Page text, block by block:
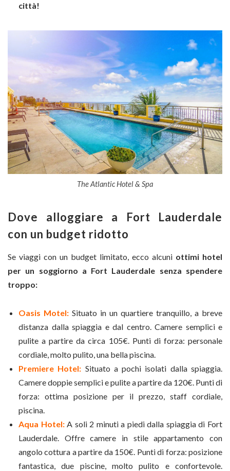
città!
The Atlantic Hotel & Spa
Dove alloggiare a Fort Lauderdale
con un budget ridotto
Se viaggi con un budget limitato, ecco alcuni ottimi hotel
per un soggiorno a Fort Lauderdale senza spendere
troppo:
Oasis Motel: Situato in un quartiere tranquillo, a breve
distanza dalla spiaggia e dal centro. Camere semplici e
pulite a partire da circa 105€. Punti di forza: personale
cordiale, molto pulito, una bella piscina.
Premiere Hotel: Situato a pochi isolati dalla spiaggia.
Camere doppie semplici e pulite a partire da 120€. Punti di
forza: ottima posizione per il prezzo, staff cordiale,
piscina.
Aqua Hotel:A soli 2 minuti a piedi dalla spiaggia di Fort
Lauderdale. Offre camere in stile appartamento con
angolo cottura a partire da 150€. Punti di forza: posizione
fantastica, due piscine, molto pulito e confortevole.